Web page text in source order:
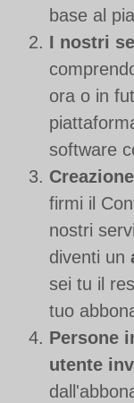
base al
I nostri
ora o in
software
firmi il
nostri
diventi un
sei tu il
tuo
Persone
utente